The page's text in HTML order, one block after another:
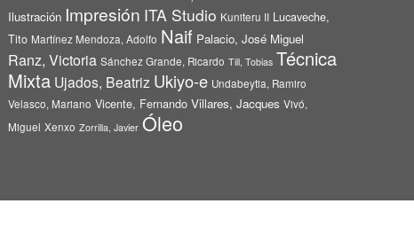
Ilustración Impresión ITA Studio Kuniteru II Lucaveche,
Tito Martínez Mendoza, Adolfo Naif Palacio, José Miguel
Ranz, Victoria Sánchez Grande, Ricardo Till, Tobias Técnica
Mixta Ujados, Beatriz Ukiyo-e Undabeytia, Ramiro
Velasco, Mariano Vicente, Fernando Villares, Jacques Vivó,
Miguel Xenxo Zorrilla, Javier Óleo